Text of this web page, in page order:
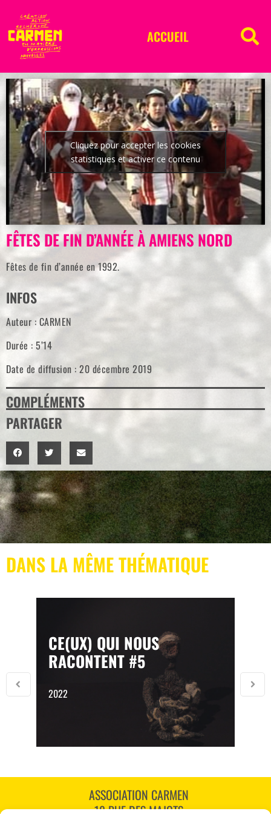
ACCUEIL
Cliquez pour accepter les cookies
statistiques et activer ce contenu
FÊTES DE FIN D’ANNÉE À AMIENS NORD
Fêtes de fin d’année en 1992.
INFOS
Auteur : CARMEN
Durée : 5’14
Date de diffusion : 20 décembre 2019
COMPLÉMENTS
PARTAGER
DANS LA MÊME THÉMATIQUE
CE(UX) QUI NOUS
RACONTENT #5
2022
ASSOCIATION CARMEN